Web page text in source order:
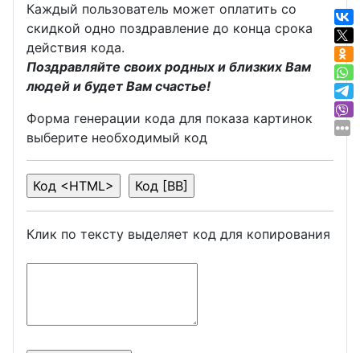
Каждый пользователь может оплатить со
скидкой одно поздравление до конца срока
действия кода.
Поздравляйте своих родных и близких Вам
людей и будет Вам счастье!
Форма генерации кода для показа картинок
выберите необходимый код
Клик по тексту выделяет код для копирования